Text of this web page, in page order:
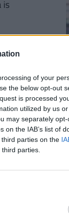
of your
the below opt-out
is processed
utilized by us
may separately
the IAB’s list of
parties on the
parties.
is
szenved,
miatt
vagy